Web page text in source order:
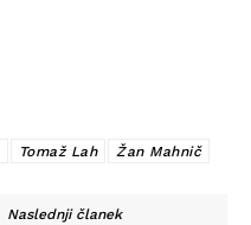
Tomaž Lah Žan Mahnič
Naslednji članek